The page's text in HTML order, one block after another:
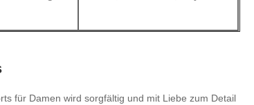
für Damen wird sorgfältig und mit Liebe zum Detail